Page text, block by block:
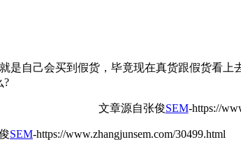
自己会买到假货，毕竟现在真货跟假货看上
?
文章源自张俊SEM-https://
SEM-https://www.zhangjunsem.com/30499.html